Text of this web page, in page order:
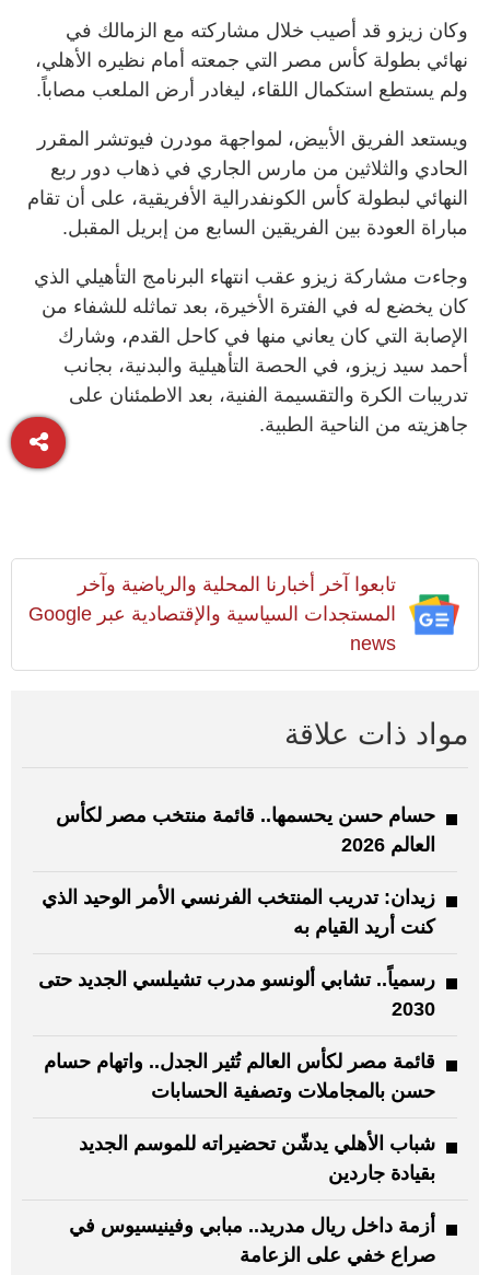
وكان زيزو قد أصيب خلال مشاركته مع الزمالك في
نهائي بطولة كأس مصر التي جمعته أمام نظيره الأهلي،
ولم يستطع استكمال اللقاء، ليغادر أرض الملعب مصاباً.
ويستعد الفريق الأبيض، لمواجهة مودرن فيوتشر المقرر
الحادي والثلاثين من مارس الجاري في ذهاب دور ربع
النهائي لبطولة كأس الكونفدرالية الأفريقية، على أن تقام
مباراة العودة بين الفريقين السابع من إبريل المقبل.
وجاءت مشاركة زيزو عقب انتهاء البرنامج التأهيلي الذي
كان يخضع له في الفترة الأخيرة، بعد تماثله للشفاء من
الإصابة التي كان يعاني منها في كاحل القدم، وشارك
أحمد سيد زيزو، في الحصة التأهيلية والبدنية، بجانب
تدريبات الكرة والتقسيمة الفنية، بعد الاطمئنان على
جاهزيته من الناحية الطبية.
تابعوا آخر أخبارنا المحلية والرياضية وآخر
المستجدات السياسية والإقتصادية عبر Google
news
مواد ذات علاقة
حسام حسن يحسمها.. قائمة منتخب مصر لكأس
العالم 2026
زيدان: تدريب المنتخب الفرنسي الأمر الوحيد الذي
كنت أريد القيام به
رسمياً.. تشابي ألونسو مدرب تشيلسي الجديد حتى
2030
قائمة مصر لكأس العالم تُثير الجدل.. واتهام حسام
حسن بالمجاملات وتصفية الحسابات
شباب الأهلي يدشّن تحضيراته للموسم الجديد
بقيادة جاردين
أزمة داخل ريال مدريد.. مبابي وفينيسيوس في
صراع خفي على الزعامة